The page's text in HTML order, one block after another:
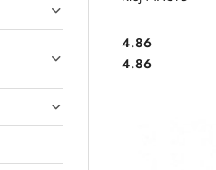
Cena:
4.86
Cena:
4.86